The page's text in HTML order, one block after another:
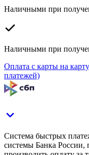
Наличными при
Наличными при
Оплата с карты на
платежей)
Система быстрых
системы Банка